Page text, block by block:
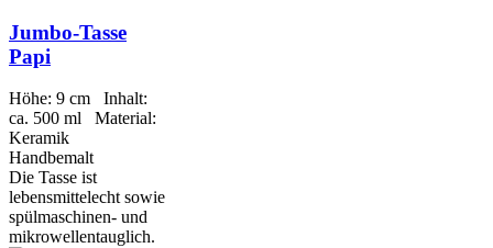
Jumbo-Tasse
Papi
Höhe: 9 cm Inhalt:
ca. 500 ml Material:
Keramik
Handbemalt
Die Tasse ist
lebensmittelecht sowie
spülmaschinen- und
mikrowellentauglich.